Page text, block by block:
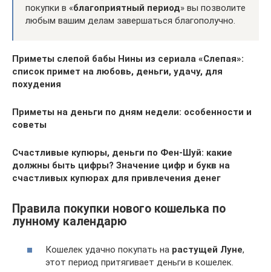
покупки в «благоприятный период» вы позволите
любым вашим делам завершаться благополучно.
Приметы слепой бабы Нины из сериала «Слепая»:
список примет на любовь, деньги, удачу, для
похудения
Приметы на деньги по дням недели: особенности и
советы
Счастливые купюры, деньги по Фен-Шуй: какие
должны быть цифры? Значение цифр и букв на
счастливых купюрах для привлечения денег
Правила покупки нового кошелька по
лунному календарю
Кошелек удачно покупать на растущей Луне,
этот период притягивает деньги в кошелек.